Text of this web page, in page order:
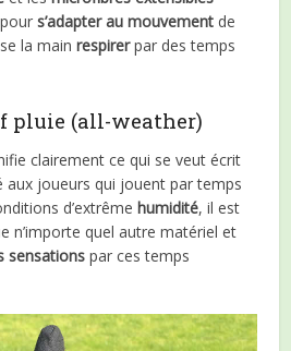
s’adapter au mouvement de
la mainrespirerpar des temps
pluie (all-weather)
clairement ce qui se veut écrit
aux joueurs qui jouent par temps
d’extrêmehumidité, il est
n’importe quel autre matériel et
sensations par ces temps